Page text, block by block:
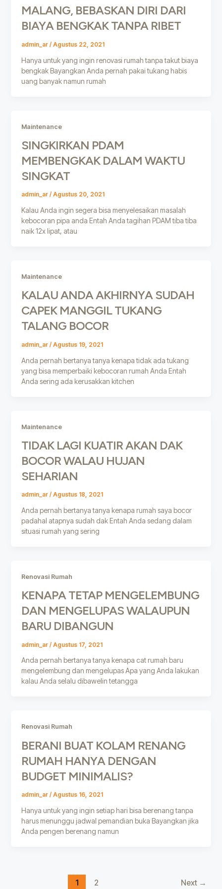
MALANG, BEBASKAN DIRI DARI
BIAYA BENGKAK TANPA RIBET
admin_ar / Agustus 22, 2021
Hanya untuk yang ingin renovasi rumah tanpa takut biaya
bengkak Bayangkan Anda pernah pakai tukang habis
uang banyak namun rumah
Maintenance
SINGKIRKAN PDAM
MEMBENGKAK DALAM WAKTU
SINGKAT
admin_ar / Agustus 20, 2021
Kalau Anda ingin segera bisa menyelesaikan masalah
kebocoran pipa anda Entah Anda tagihan PDAM tiba tiba
naik 12x lipat, atau
Maintenance
KALAU ANDA AKHIRNYA SUDAH
CAPEK MANGGIL TUKANG
TALANG BOCOR
admin_ar / Agustus 19, 2021
Anda pernah bertanya tanya kenapa tidak ada tukang
yang bisa memperbaiki kebocoran rumah Anda Entah
Anda sering ada kerusakkan kitchen
Maintenance
TIDAK LAGI KUATIR AKAN DAK
BOCOR WALAU HUJAN
SEHARIAN
admin_ar / Agustus 18, 2021
Anda pernah bertanya tanya kenapa rumah saya bocor
padahal atapnya sudah dak Entah Anda sedang dalam
situasi rumah yang sering
Renovasi Rumah
KENAPA TETAP MENGELEMBUNG
DAN MENGELUPAS WALAUPUN
BARU DIBANGUN
admin_ar / Agustus 17, 2021
Anda pernah bertanya tanya kenapa cat rumah baru
mengelembung dan mengelupas Apa yang Anda lakukan
kalau Anda selalu dibawelin tetangga
Renovasi Rumah
BERANI BUAT KOLAM RENANG
RUMAH HANYA DENGAN
BUDGET MINIMALIS?
admin_ar / Agustus 16, 2021
Hanya untuk yang ingin setiap hari bisa berenang tanpa
harus menunggu jadwal pemandian buka Bayangkan jika
Anda pengen berenang namun
1 2 Next →